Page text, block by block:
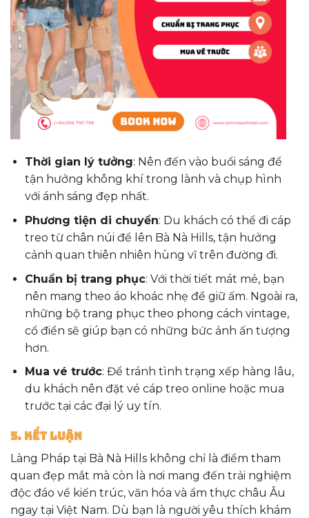
Thời gian lý tưởng: Nên đến vào buổi sáng để
tận hưởng không khí trong lành và chụp hình
với ánh sáng đẹp nhất.
Phương tiện di chuyển: Du khách có thể đi cáp
treo từ chân núi để lên Bà Nà Hills, tận hưởng
cảnh quan thiên nhiên hùng vĩ trên đường đi.
Chuẩn bị trang phục: Với thời tiết mát mẻ, bạn
nên mang theo áo khoác nhẹ để giữ ấm. Ngoài ra,
những bộ trang phục theo phong cách vintage,
cổ điển sẽ giúp bạn có những bức ảnh ấn tượng
hơn.
Mua vé trước: Để tránh tình trạng xếp hàng lâu,
du khách nên đặt vé cáp treo online hoặc mua
trước tại các đại lý uy tín.
5. Kết Luận
Làng Pháp tại Bà Nà Hills không chỉ là điểm tham
quan đẹp mắt mà còn là nơi mang đến trải nghiệm
độc đáo về kiến trúc, văn hóa và ẩm thực châu Âu
ngay tại Việt Nam. Dù bạn là người yêu thích khám